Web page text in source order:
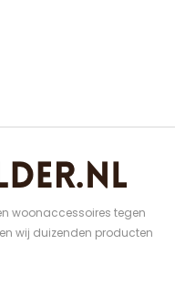
woonaccessoires tegen
wij duizenden producten